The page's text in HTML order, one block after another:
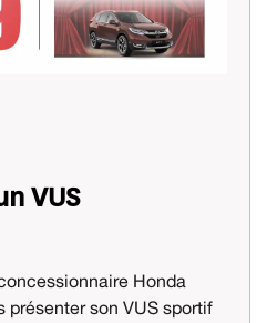
VUS
Honda
présenter son VUS sportif